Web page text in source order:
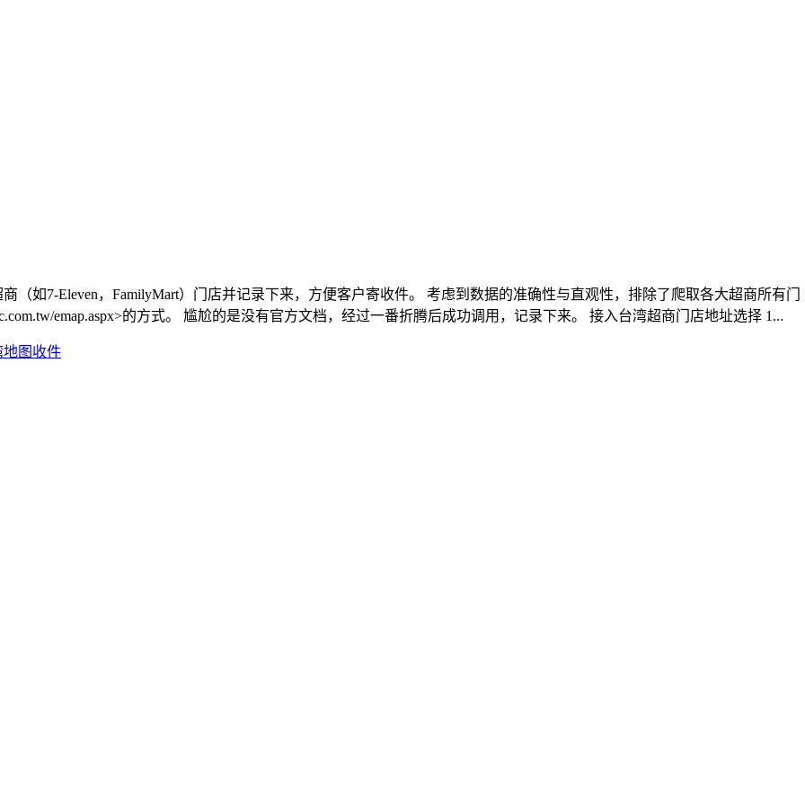
如7-Eleven，FamilyMart）门店并记录下来，方便客户寄收件。 考虑到数据的准确性与直观性，排除了爬取各大超商所有门
emap.aspx>的方式。 尴尬的是没有官方文档，经过一番折腾后成功调用，记录下来。 接入台湾超商门店地址选择 1...
地图 收件